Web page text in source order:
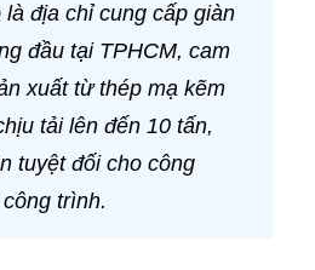
địa chỉ cung cấp giàn
đầu tại TPHCM, cam
xuất từ thép mạ kẽm
tải lên đến 10 tấn,
tuyệt đối cho công
trình.